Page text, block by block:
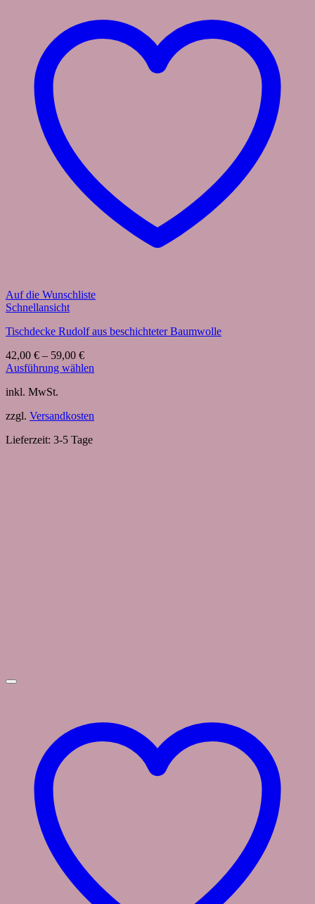
Auf die Wunschliste
Schnellansicht
Tischdecke Rudolf aus beschichteter Baumwolle
42,00 € – 59,00 €
Ausführung wählen
Produkt
mehrere
auf.
inkl. MwSt.
zzgl. Versandkosten
Lieferzeit: 3-5 Tage